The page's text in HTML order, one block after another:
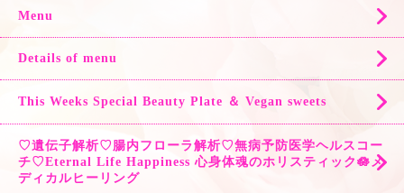
Menu
Details of menu
This Weeks Special Beauty Plate ＆ Vegan sweets
♡遺伝子解析♡腸内フローラ解析♡無病予防医学ヘルスコー
チ♡Eternal Life Happiness 心身体魂のホリスティック🪷メ
ディカルヒーリング